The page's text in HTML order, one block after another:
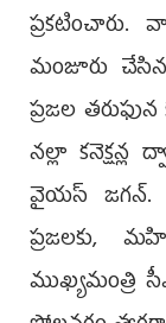
ప్రకటించారు.
మంజూరు
ప్రజల
నల్లా
వైయస్‌ జగన్‌.
ప్రజలకు,
ముఖ్యమంత్రి